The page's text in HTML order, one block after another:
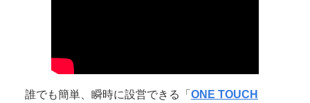
誰でも簡単、瞬時に設営できる「 ONE TOUCH